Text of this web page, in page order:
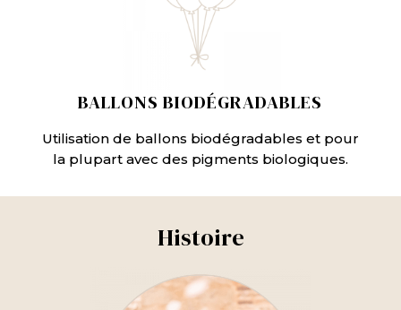
BALLONS BIODÉGRADABLES
Utilisation de ballons biodégradables et pour
la plupart avec des pigments biologiques.
Histoire